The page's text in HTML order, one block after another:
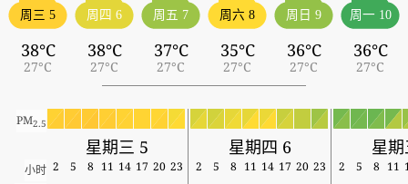
周三 5
38°C
27°C
周四 6
38°C
27°C
周五 7
37°C
27°C
周六 8
35°C
27°C
周日 9
36°C
27°C
周一 10
36°C
27°C
PM2.5
星期三 5 星期四 6 星
小时 2 5 8 11 14 17 20 23 2 5 8 11 14 17 20 23 2 5 8 11